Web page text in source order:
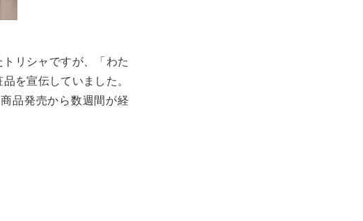
リシャですが、「わた
を宣伝していました。
品発売から数週間が経